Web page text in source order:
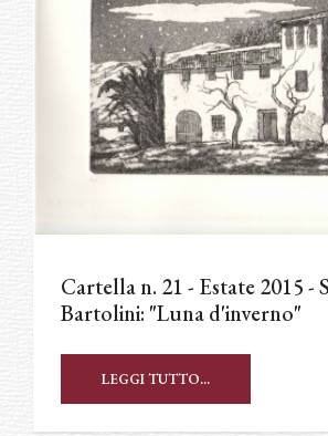
Cartella n. 21 - Estate 2015 -
Bartolini: "Luna d'inverno"
LEGGI TUTTO...